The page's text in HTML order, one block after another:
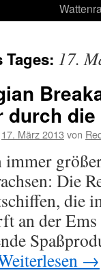
17.
durch
17. März 2013 von
immer
Die
die
an der Ems
→